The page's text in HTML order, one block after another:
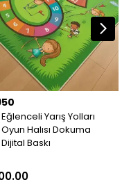
Yarış Yolları
Halısı Dokuma
Baskı